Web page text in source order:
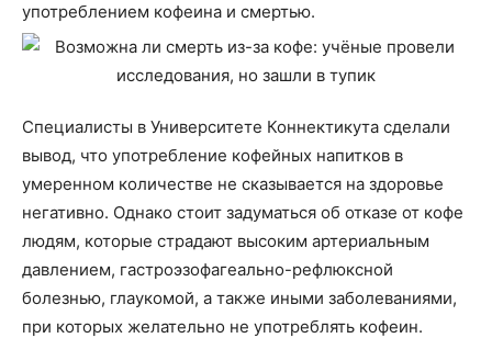
употреблением кофеина и смертью.
Специалисты в Университете Коннектикута сделали
вывод, что употребление кофейных напитков в
умеренном количестве не сказывается на здоровье
негативно. Однако стоит задуматься об отказе от кофе
людям, которые страдают высоким артериальным
давлением, гастроэзофагеально-рефлюксной
болезнью, глаукомой, а также иными заболеваниями,
при которых желательно не употреблять кофеин.